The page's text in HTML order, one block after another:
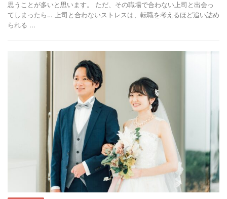
思うことが多いと思います。 ただ、その職場で合わない上司と出会っ
てしまったら… 上司と合わないストレスは、転職を考えるほど追い詰め
られる ...